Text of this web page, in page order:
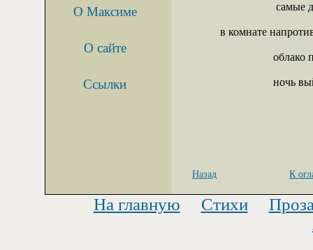
О Максиме
О сайте
Ссылки
в комнате
Назад К
На главную Стихи